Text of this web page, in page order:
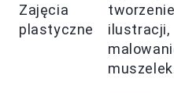
Zajęcia
plastyczne
tworzenie
ilustracji,